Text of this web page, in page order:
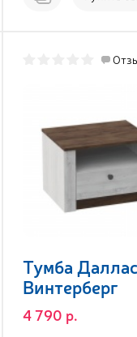
Тумба
Винтерберг
4 790 р.